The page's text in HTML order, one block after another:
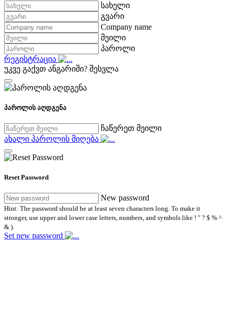
სახელი
გვარი
Company name
მეილი
პაროლი
რეგისტრაცია
უკვე გაქვთ ანგარიში? შესვლა
პაროლის აღდგენა
ჩაწერეთ მეილი
ახალი პაროლის მიღება
Reset Password
New password
Hint: The password should be at least seven characters long. To make it
stronger, use upper and lower case letters, numbers, and symbols like ! " ? $ % ^
& ).
Set new password